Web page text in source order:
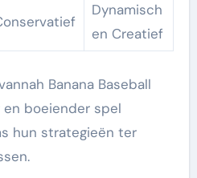
Dynamisch
en Creatief
Banana Baseball
boeiender spel
hun strategieën ter